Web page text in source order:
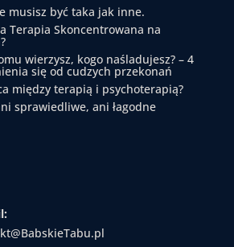
musisz być taka jak inne.
Terapia Skoncentrowana na
wierzysz, kogo naśladujesz? – 4
się od cudzych przekonań
między terapią i psychoterapią?
sprawiedliwe, ani łagodne